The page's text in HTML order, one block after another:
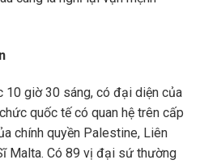
10 giờ 30 sáng, có đại diện của
quốc tế có quan hệ trên cấp
chính quyền Palestine, Liên
Malta. Có 89 vị đại sứ thường